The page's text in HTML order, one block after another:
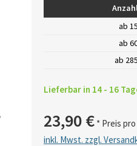
ab 15
ab
ab 285
Lieferbar in 14 - 16
23,90 € * Preis
inkl. Mwst. zzgl.